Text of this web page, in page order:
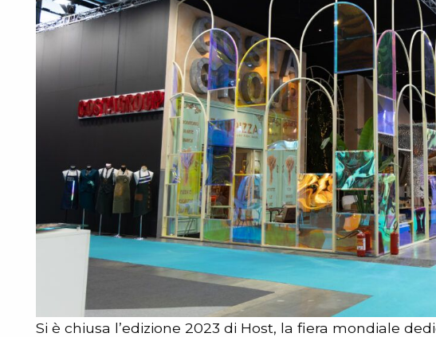
Si è chiusa l’edizione 2023 di Host, la fiera mondiale